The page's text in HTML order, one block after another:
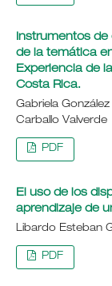
Instrumentos de
de la temática
Experiencia de
Costa Rica.
Gabriela
Carballo Valverde
PDF
El uso de los
aprendizaje de
Libardo Esteban
PDF